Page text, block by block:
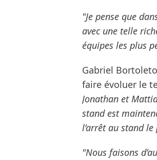
"Je pense que
avec une telle
équipes les plus
Gabriel
faire évoluer le
Jonathan et
stand est
l’arrêt au stand
"Nous faisons